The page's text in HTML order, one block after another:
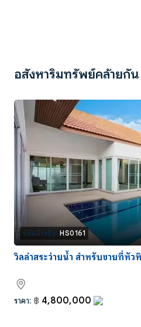
อสังหาริมทรัพย์คล้ายกัน
รหัสอ้างอิง: HS0161
วิลล่าสระว่ายน้ำ สำหรับขายที่หัว
ราคา: ฿ 4,800,000